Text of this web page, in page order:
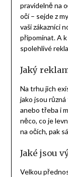
pravidelně na
očí – sejde z
vaši zákazníci
připomínat. A
spolehlivé
Jaký
Na trhu jich
jako jsou
anebo třeba i
něco, co je
na očích, pak
Jaké jsou
Velkou